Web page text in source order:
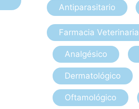
Antiparasitario
Farmacia Veterinaria
Analgésico
Dermatológico
Oftamológico